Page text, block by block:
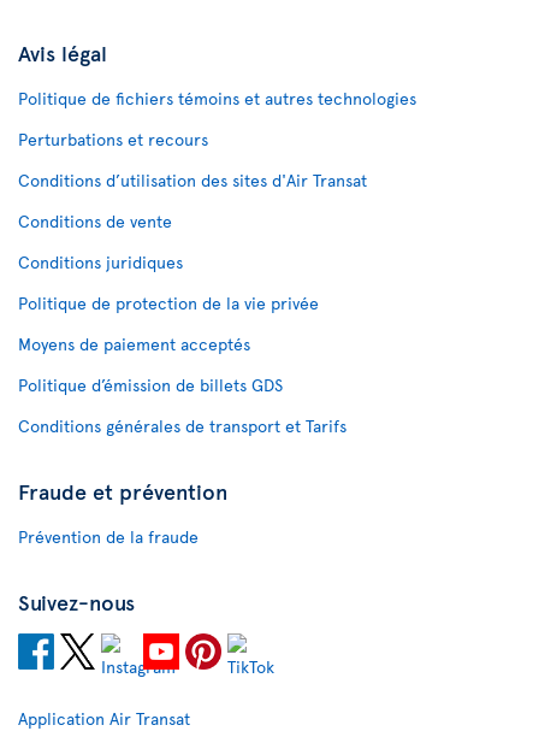
Avis légal
Politique de fichiers témoins et autres technologies
Perturbations et recours
Conditions d’utilisation des sites d'Air Transat
Conditions de vente
Conditions juridiques
Politique de protection de la vie privée
Moyens de paiement acceptés
Politique d’émission de billets GDS
Conditions générales de transport et Tarifs
Fraude et prévention
Prévention de la fraude
Suivez-nous
Application Air Transat